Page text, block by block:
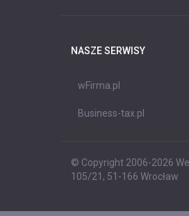
NASZE SERWISY
wFirma.pl
Business-tax.pl
© Copyright 2006-2026
105/21, 51-166 Wrocław